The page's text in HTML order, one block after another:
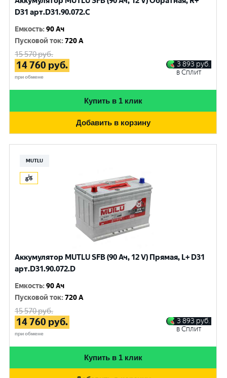
D31 арт.D31.90.072.C
Емкость:90 Ач
Пусковой ток:720 A
15 570руб.
14 760 руб.
при обмене
3 893 руб.
в Сплит
Купить в 1 клик
Добавить в корзину
MUTLU
Аккумулятор MUTLU SFB (90 Ач, 12 V) Прямая, L+ D31
арт.D31.90.072.D
Емкость:90 Ач
Пусковой ток:720 A
15 570руб.
14 760 руб.
при обмене
3 893 руб.
в Сплит
Купить в 1 клик